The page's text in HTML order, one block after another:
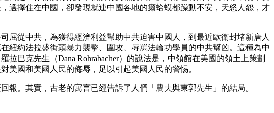
選擇住在中國，卻發現就連中國各地的癩蛤蟆都躁動不安，天怒人怨，才
屈從中共，為獲得經濟利益幫助中共迫害中國人，到最近歐衛封堵新唐人
紐約法拉盛街頭暴力襲擊、圍攻、辱罵法輪功學員的中共幫凶。這種為中
巴克先生（Dana Rohrabacher）的說法是，中領館在美國的領土上策劃
美國和美國人民的侮辱，足以引起美國人民的警惕。
。其實，古老的寓言已經告訴了人們「農夫與東郭先生」的結局。